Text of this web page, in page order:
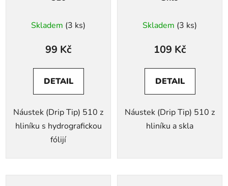
Skladem (3 ks)
99 Kč
DETAIL
Náustek (Drip Tip) 510 z
hliníku s hydrografickou
fólijí
Skladem (3 ks)
109 Kč
DETAIL
Náustek (Drip Tip) 510 z
hliníku a skla